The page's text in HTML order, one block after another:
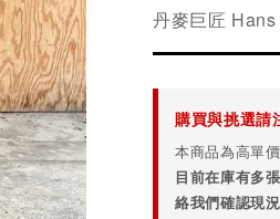
丹麥巨匠
購買與挑選請
本商品為高單
目前在庫有多
絡我們確認現況